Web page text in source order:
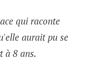
qui raconte
aurait pu se
à 8 ans.